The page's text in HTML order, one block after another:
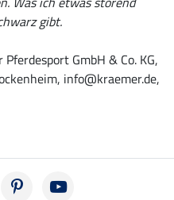
gibt.
Pferdesport GmbH & Co. KG,
info@kraemer.de,